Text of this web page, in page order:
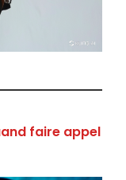
faire appel